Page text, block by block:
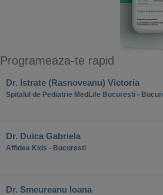
Programeaza-te rapid
Dr. Istrate (Rasnoveanu) Victoria
Spitalul de Pediatrie MedLife Bucuresti -
Dr. Duica Gabriela
Affidea Kids - Bucuresti
Dr. Smeureanu Ioana